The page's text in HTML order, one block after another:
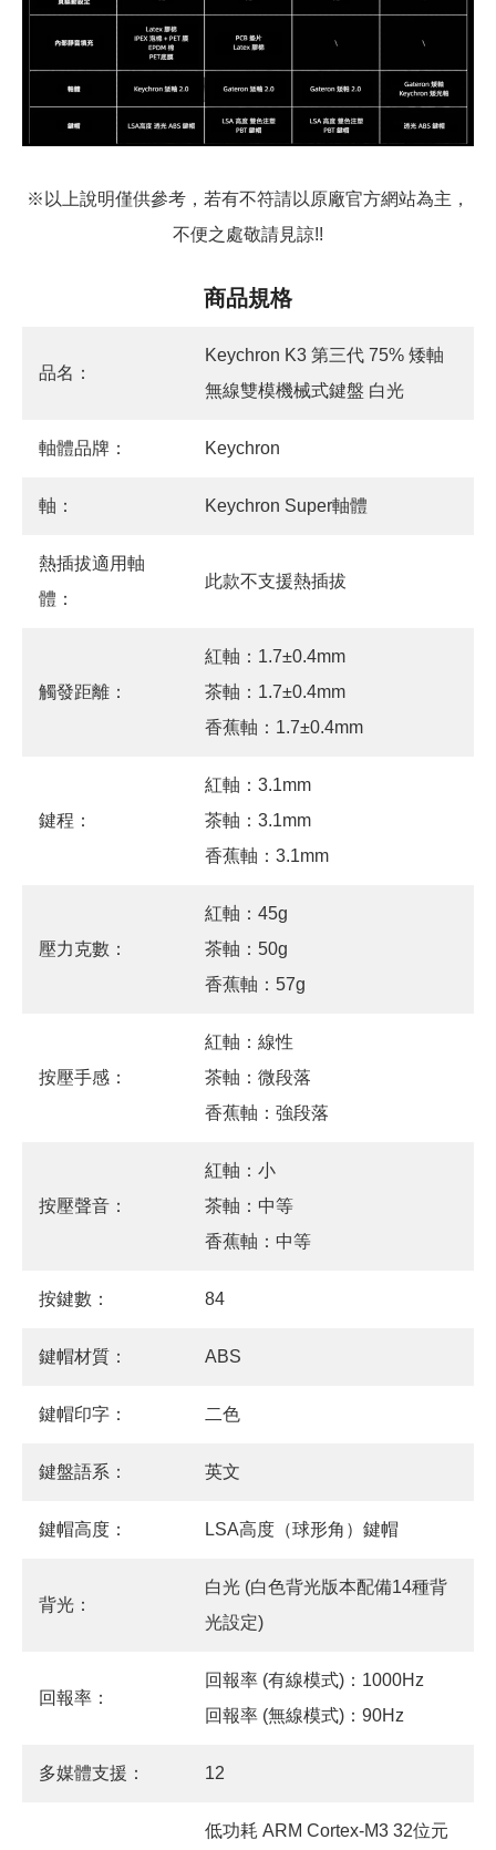
※以上說明僅供參考，若有不符請以原廠官方網站為主，
不便之處敬請見諒!!
商品規格
品名：
Keychron K3 第三代 75% 矮軸
無線雙模機械式鍵盤 白光
軸體品牌： Keychron
軸： Keychron Super軸體
熱插拔適用軸
體：
此款不支援熱插拔
觸發距離：
紅軸：1.7±0.4mm
茶軸：1.7±0.4mm
香蕉軸：1.7±0.4mm
鍵程：
紅軸：3.1mm
茶軸：3.1mm
香蕉軸：3.1mm
壓力克數：
紅軸：45g
茶軸：50g
香蕉軸：57g
按壓手感：
紅軸：線性
茶軸：微段落
香蕉軸：強段落
按壓聲音：
紅軸：小
茶軸：中等
香蕉軸：中等
按鍵數： 84
鍵帽材質： ABS
鍵帽印字： 二色
鍵盤語系： 英文
鍵帽高度： LSA高度（球形角）鍵帽
背光：
白光 (白色背光版本配備14種背
光設定)
回報率：
回報率 (有線模式)：1000Hz
回報率 (無線模式)：90Hz
多媒體支援： 12
低功耗 ARM Cortex-M3 32位元